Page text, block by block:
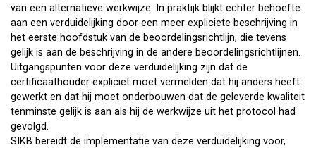
van een alternatieve werkwijze. In praktijk blijkt echter behoefte
aan een verduidelijking door een meer expliciete beschrijving in
het eerste hoofdstuk van de beoordelingsrichtlijn, die tevens
gelijk is aan de beschrijving in de andere beoordelingsrichtlijnen.
Uitgangspunten voor deze verduidelijking zijn dat de
certificaathouder expliciet moet vermelden dat hij anders heeft
gewerkt en dat hij moet onderbouwen dat de geleverde kwaliteit
tenminste gelijk is aan als hij de werkwijze uit het protocol had
gevolgd.
SIKB bereidt de implementatie van deze verduidelijking voor,